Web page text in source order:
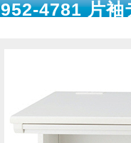
952-4781 片